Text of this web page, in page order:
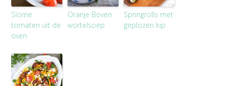
Slome
tomaten uit de
oven
Oranje Boven
wortelsoep
Springrolls met
geplozen kip